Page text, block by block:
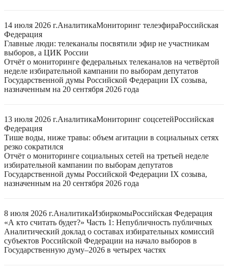
14 июля 2026 г.АналитикаМониторинг телеэфираРоссийская
Федерация
Главные люди: телеканалы посвятили эфир не участникам
выборов, а ЦИК России
Отчёт о мониторинге федеральных телеканалов на четвёртой
неделе избирательной кампании по выборам депутатов
Государственной думы Российской Федерации IX созыва,
назначенным на 20 сентября 2026 года
13 июля 2026 г.АналитикаМониторинг соцсетейРоссийская
Федерация
Тише воды, ниже травы: объем агитации в социальных сетях
резко сократился
Отчёт о мониторинге социальных сетей на третьей неделе
избирательной кампании по выборам депутатов
Государственной думы Российской Федерации IX созыва,
назначенным на 20 сентября 2026 года
8 июля 2026 г.АналитикаИзбиркомыРоссийская Федерация
«А кто считать будет?» Часть 1: Непубличность публичных
Аналитический доклад о составах избирательных комиссий
субъектов Российской Федерации на начало выборов в
Государственную думу–2026 в четырех частях